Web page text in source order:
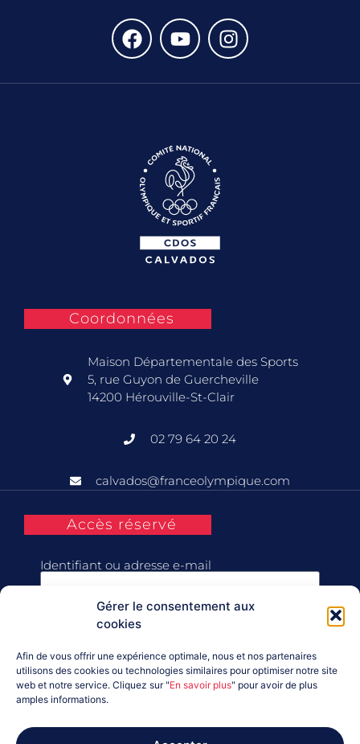
Gérer le consentement aux
cookies
Afin de vous offrir une expérience optimale, nous et nos partenaires
utilisons des cookies ou technologies similaires pour optimiser notre site
web et notre service. Cliquez sur "En savoir plus" pour avoir de plus
amples informations.
Coordonnées
Maison Départementale des Sports
5, rue Guyon de Guercheville
14200 Hérouville-St-Clair
02 79 64 20 24
calvados@franceolympique.com
Accès réservé
Identifiant ou adresse e-mail
Mot de passe
Se souvenir de moi
Connexion